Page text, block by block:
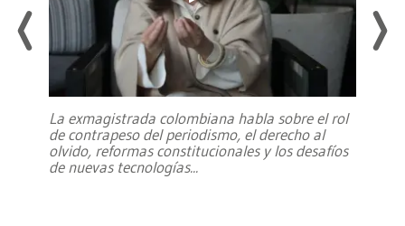
La exmagistrada colombiana habla sobre el rol
de contrapeso del periodismo, el derecho al
olvido, reformas constitucionales y los desafíos
de nuevas tecnologías...